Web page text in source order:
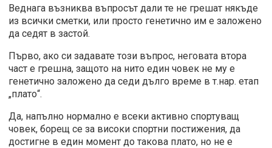
Веднага възниква въпросът дали те не грешат някъде
из всички сметки, или просто генетично им е заложено
да седят в застой.
Първо, ако си задавате този въпрос, неговата втора
част е грешна, защото на нито един човек не му е
генетично заложено да седи дълго време в т.нар. етап
„плато“.
Да, напълно нормално е всеки активно спортуващ
човек, борещ се за високи спортни постижения, да
достигне в един момент до такова плато, но не е